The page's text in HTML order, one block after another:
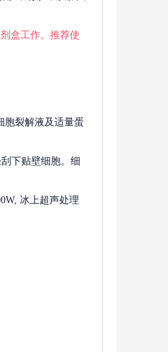
盒工作。推荐使
胞裂解液及适量蛋
下贴壁细胞。细
冰上超声处理